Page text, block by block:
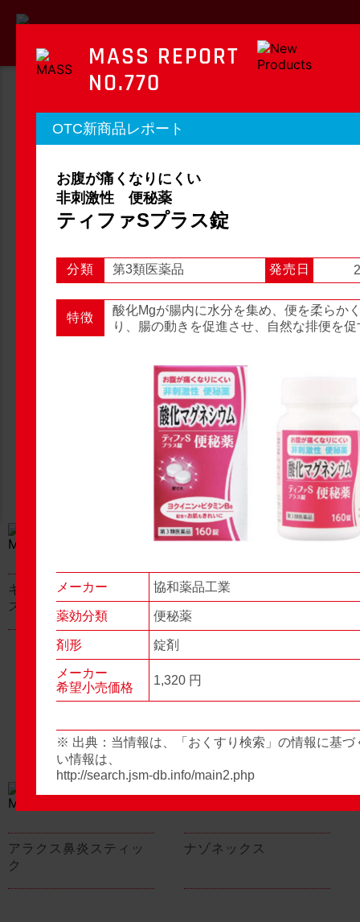
MASS REPORT
マスレポート
OTC新商品レポート
OTC新商品レポート 店頭観察
キャベジンコーワαプラ
ス顆粒
New Products
No.976
グロンサン用刃棒
アラクス鼻炎スティッ
ク
ナゾネックス
MASS REPORT
NO.770
OTC新商品レポート
お腹が痛くなりにくい
非刺激性 便秘薬
ティファSプラス錠
分類 第3類医薬品 発売日
特徴
酸化Mgが腸内に水分を集め、便を柔らか
り、腸の動きを促進させ、自然な排便を促
メーカー 協和薬品工業
薬効分類 便秘薬
剤形 錠剤
メーカー
希望小売価格
1,320 円
※ 出典：当情報は、「おくすり検索」の情報に基づ
い情報は、
http://search.jsm-db.info/main2.php